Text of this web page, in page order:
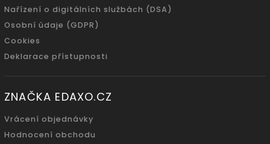
Nařízení o digitálních službách (DSA)
Osobní údaje (GDPR)
Cookies
Deklarace přístupnosti
ZNAČKA EDAXO.CZ
Vrácení objednávky
Hodnocení obchodu